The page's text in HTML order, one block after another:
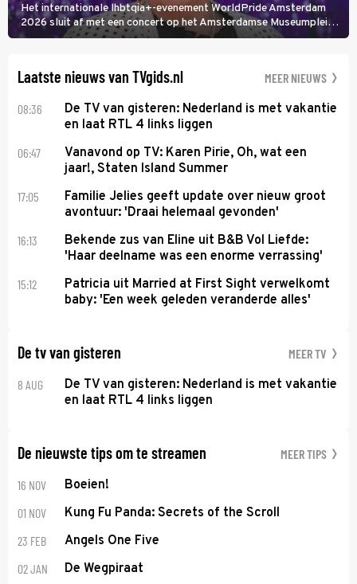
Het internationale lhbtqia+-evenement WorldPride Amsterdam
2026 sluit af met een concert op het Amsterdamse Museumplein.
Anita Doth is een van de optredende artiesten. In de jaren 90
Laatste nieuws van TVgids.nl MEER NIEUWS
08:36
De TV van gisteren: Nederland is met vakantie
en laat RTL 4 links liggen
06:47
Vanavond op TV: Karen Pirie, Oh, wat een
jaar!, Staten Island Summer
17:05
Familie Jelies geeft update over nieuw groot
avontuur: 'Draai helemaal gevonden'
16:13
Bekende zus van Eline uit B&B Vol Liefde:
'Haar deelname was een enorme verrassing'
15:12
Patricia uit Married at First Sight verwelkomt
baby: 'Een week geleden veranderde alles'
De tv van gisteren MEER TV
8 AUG
De TV van gisteren: Nederland is met vakantie
en laat RTL 4 links liggen
De nieuwste tips om te streamen MEER TIPS
16 NOV Boeien!
01 NOV Kung Fu Panda: Secrets of the Scroll
23 FEB Angels One Five
02 JAN De Wegpiraat